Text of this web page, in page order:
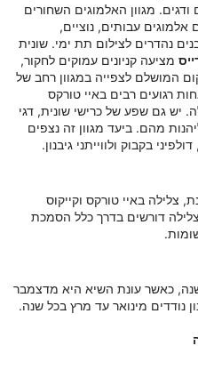
מגוון האלמוגים השחורים
עבותים, נוציים,
נהדרים לצילום תת ימי. שונית
מציעה קניונים עמוקים לחקור,
המושלם לצפייה במגוון רחב של
רגועים רבים באיי טורקס
יש גם שפע של כרישי שונית, דגי
מהם. ביעד מגוון זה נצפים
בקבוק ולווייתני גיבנון.
צלילה באיי טורקס וקייקוס
דורשים בדרך כלל הסמכת
כאשר עונת השיא היא מדצמבר
נודדים מינואר עד מרץ בכל שנה.